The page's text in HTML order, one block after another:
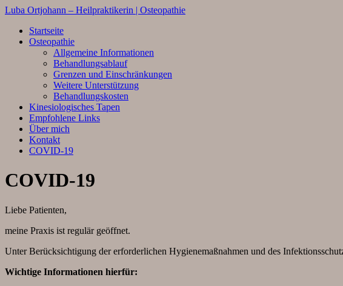
Luba Ortjohann – Heilpraktikerin | Osteopathie
Startseite
Osteopathie
Allgemeine Informationen
Behandlungsablauf
Grenzen und Einschränkungen
Weitere Unterstützung
Behandlungskosten
Kinesiologisches Tapen
Empfohlene Links
Über mich
Kontakt
COVID-19
COVID-19
Liebe Patienten,
meine Praxis ist regulär geöffnet.
Unter Berücksichtigung der erforderlichen Hygienemaßnahmen und des
Wichtige Informationen hierfür: